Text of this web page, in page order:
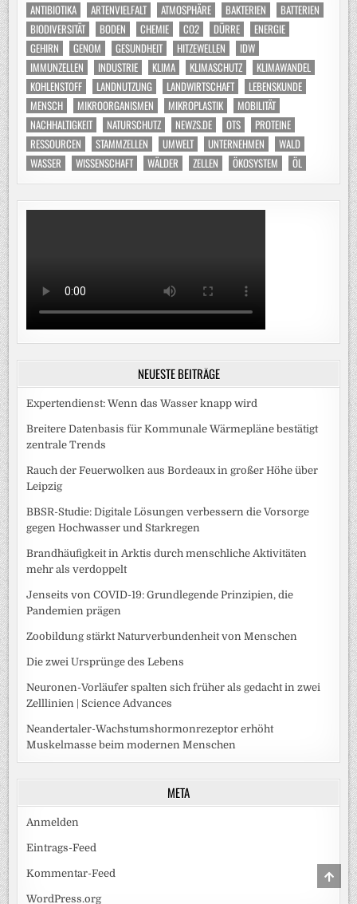
ANTIBIOTIKA ARTENVIELFALT ATMOSPHÄRE BAKTERIEN
BATTERIEN
BIODIVERSITÄT
BODEN CHEMIE CO2 DÜRRE
ENERGIE
GEHIRN
GENOM GESUNDHEIT HITZEWELLEN
IDW
IMMUNZELLEN
INDUSTRIE KLIMA KLIMASCHUTZ
KLIMAWANDEL
KOHLENSTOFF
LANDNUTZUNG LANDWIRTSCHAFT
LEBENSKUNDE
MENSCH
MIKROORGANISMEN MIKROPLASTIK
MOBILITÄT
NACHHALTIGKEIT
NATURSCHUTZ NEWZS.DE OTS
PROTEINE
RESSOURCEN
STAMMZELLEN UMWELT UNTERNEHMEN
WALD
WASSER
WISSENSCHAFT WÄLDER ZELLEN ÖKOSYSTEM ÖL
NEUESTE BEITRÄGE
Expertendienst: Wenn das Wasser knapp wird
Breitere Datenbasis für Kommunale Wärmepläne bestätigt
zentrale Trends
Rauch der Feuerwolken aus Bordeaux in großer Höhe über
Leipzig
BBSR-Studie: Digitale Lösungen verbessern die Vorsorge
gegen Hochwasser und Starkregen
Brandhäufigkeit in Arktis durch menschliche Aktivitäten
mehr als verdoppelt
Jenseits von COVID-19: Grundlegende Prinzipien, die
Pandemien prägen
Zoobildung stärkt Naturverbundenheit von Menschen
Die zwei Ursprünge des Lebens
Neuronen-Vorläufer spalten sich früher als gedacht in zwei
Zelllinien | Science Advances
Neandertaler-Wachstumshormonrezeptor erhöht
Muskelmasse beim modernen Menschen
META
Anmelden
Eintrags-Feed
Kommentar-Feed
WordPress.org
TO
TOP